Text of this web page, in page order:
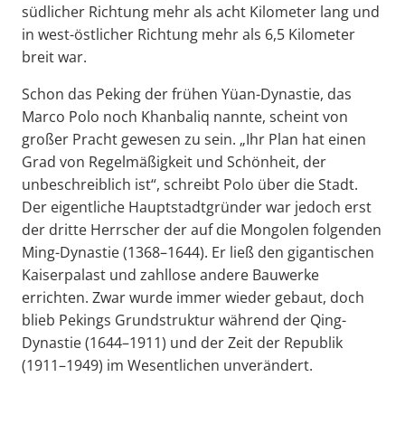
südlicher Richtung mehr als acht Kilometer lang und
in west-östlicher Richtung mehr als 6,5 Kilometer
breit war.
Schon das Peking der frühen Yüan-Dynastie, das
Marco Polo noch Khanbaliq nannte, scheint von
großer Pracht gewesen zu sein. „Ihr Plan hat einen
Grad von Regelmäßigkeit und Schönheit, der
unbeschreiblich ist“, schreibt Polo über die Stadt.
Der eigentliche Hauptstadtgründer war jedoch erst
der dritte Herrscher der auf die Mongolen folgenden
Ming-Dynastie (1368–1644). Er ließ den gigantischen
Kaiserpalast und zahllose andere Bauwerke
errichten. Zwar wurde immer wieder gebaut, doch
blieb Pekings Grundstruktur während der Qing-
Dynastie (1644–1911) und der Zeit der Republik
(1911–1949) im Wesentlichen unverändert.